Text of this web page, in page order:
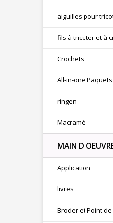
aiguilles pour
fils à tricoter et à
Crochets
All-in-one Paquets
ringen
Macramé
MAIN
Application
livres
Broder et Point de